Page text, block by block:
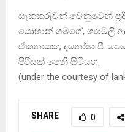
සැකකරුවන් වෙනුවෙන්
යොහාන් ගමගේ, ශ්‍යාමලි
ඒකනායක, දනෝෂා පී.
පිරිසක් පෙනී සිටියහ.
(under the courtesy of
SHARE 0